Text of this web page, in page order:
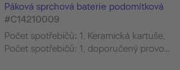
Páková sprchová baterie podomítková
#C14210009
Počet spotřebičů: 1, Keramická kartuše,
Počet spotřebičů: 1, doporučený provo...